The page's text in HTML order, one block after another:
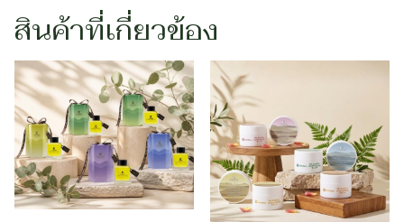
สินค้าที่เกี่ยวข้อง